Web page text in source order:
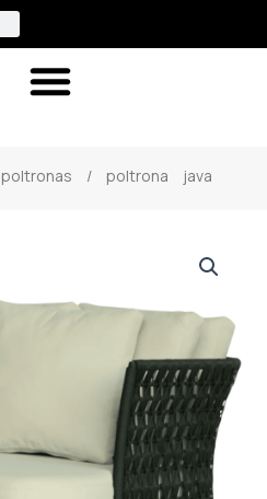
poltronas / poltrona java